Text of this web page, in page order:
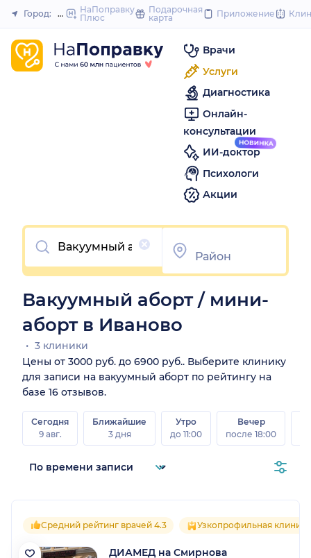
to
Закрыть
Город: ИвановоНаПоправку
Плюс
Подарочная
карта
Приложение
Врачи
Услуги
Диагностика
Онлайн-
консультации
ИИ-доктор
Психологи
Акции
Очистить
Вакуумный аборт / мини-
аборт в Иваново
3 клиники
Цены от 3000 руб. до 6900 руб.. Выберите клинику
для записи на вакуумный аборт по рейтингу на
базе 16 отзывов.
Сегодня
9 авг.
Ближайшие
3 дня
Утро
до 11:00
Вечер
после 18:00
Средний рейтинг врачей 4.3 Узкопрофильная клиника
ДИАМЕД на Смирнова